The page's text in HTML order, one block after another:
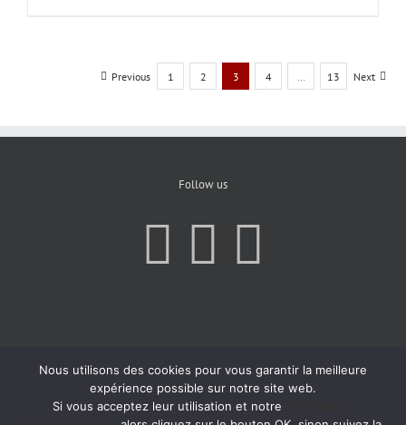
Previous 1 2 3 4 13 Next
Follow us
Nous utilisons des cookies pour vous garantir la meilleure
expérience possible sur notre site web.
Si vous acceptez leur utilisation et notre